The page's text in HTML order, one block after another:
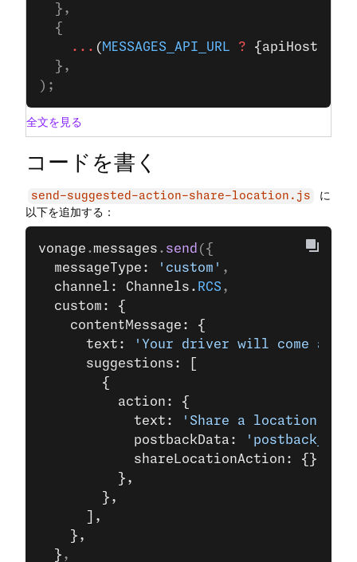
  },
  {
    ...
( MESSAGES_API_URL ? {apiHost:
  },
);
全文を見る
コードを書く
send-suggested-action-share-location.js
に
以下を追加する：
vonage .messages . send ({
  messageType:
'custom' ,
  channel: Channels.
RCS ,
  custom: {
    contentMessage: {
      text:
'Your driver will come and
      suggestions: [
        {
          action: {
            text:
'Share a location'
            postbackData:
            shareLocationAction: {},
          },
        },
      ],
    },
  }
,